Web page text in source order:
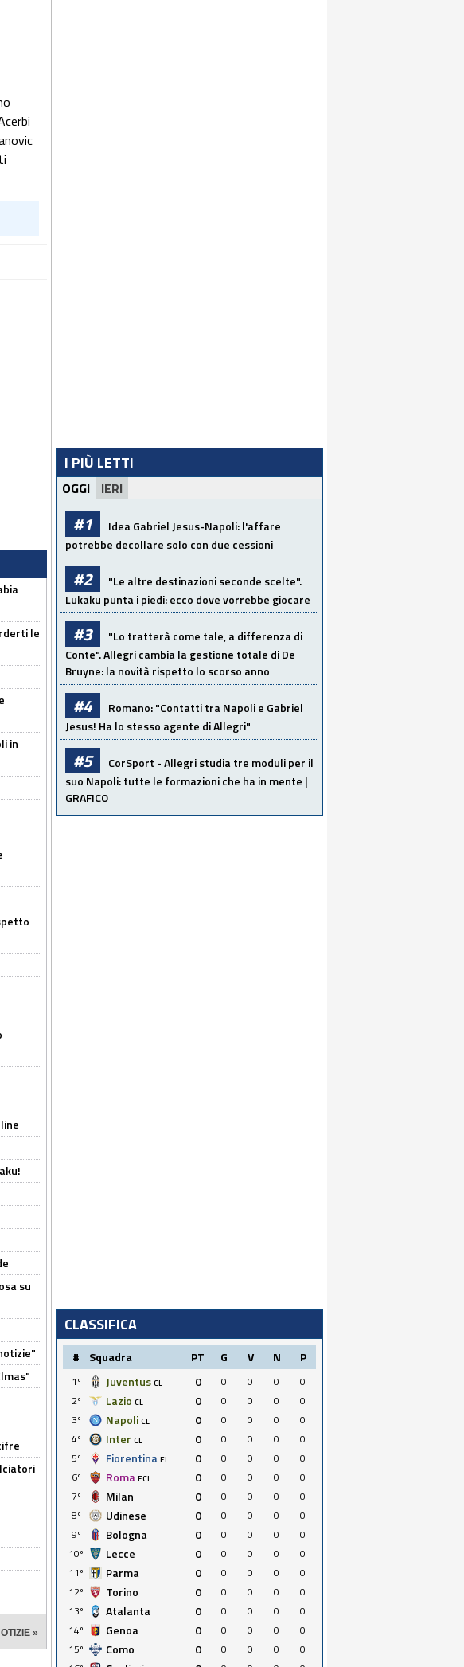
le
in
su
»
I PIÙ LETTI
OGGI IERI
#1
Idea Gabriel Jesus-Napoli: l'affare
potrebbe decollare solo con due cessioni
#2
"Le altre destinazioni seconde scelte".
Lukaku punta i piedi: ecco dove vorrebbe giocare
#3
"Lo tratterà come tale, a differenza di
Conte". Allegri cambia la gestione totale di De
Bruyne: la novità rispetto lo scorso anno
#4
Romano: "Contatti tra Napoli e Gabriel
Jesus! Ha lo stesso agente di Allegri"
#5
CorSport - Allegri studia tre moduli per il
suo Napoli: tutte le formazioni che ha in mente |
GRAFICO
CLASSIFICA
# Squadra PT G V N P
1º Juventus CL 0 0 0 0
0
2º
Lazio CL 0 0 0 0
0
3º
Napoli CL 0 0 0 0
0
4º
Inter CL 0 0 0 0
0
5º
Fiorentina EL 0 0 0 0
0
6º
Roma ECL 0 0 0 0
0
7º
Milan 0 0 0 0
0
8º
Udinese 0 0 0 0
0
9º
Bologna 0 0 0 0
0
10º
Lecce 0 0 0 0
0
11º
Parma 0 0 0 0
0
12º
Torino 0 0 0 0
0
13º
Atalanta 0 0 0 0
0
14º
Genoa 0 0 0 0
0
15º
Como 0 0 0 0
0